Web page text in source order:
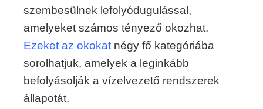
szembesülnek lefolyódugulással,
amelyeket számos tényező okozhat.
Ezeket az okokat négy fő kategóriába
sorolhatjuk, amelyek a leginkább
befolyásolják a vízelvezető rendszerek
állapotát.